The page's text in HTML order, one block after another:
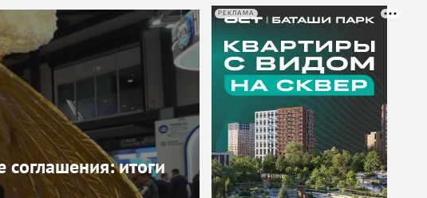
соглашения: итоги
РЕКЛАМА